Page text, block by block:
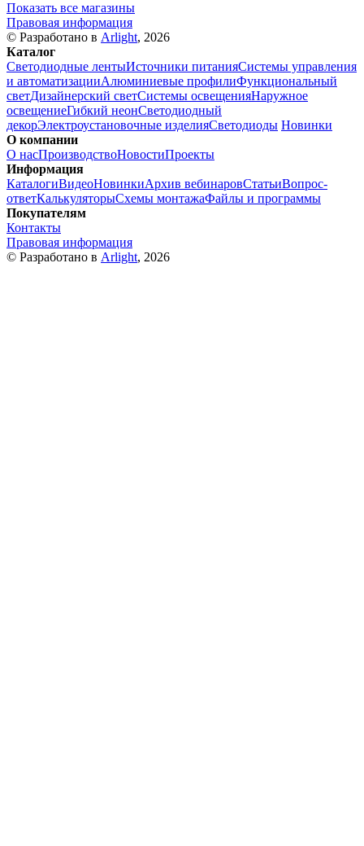
Показать все магазины
Правовая информация
© Разработано в Arlight, 2026
Каталог
Светодиодные лентыИсточники питанияСистемы управления
и автоматизацииАлюминиевые профилиФункциональный
светДизайнерский светСистемы освещенияНаружное
освещениеГибкий неонСветодиодный
декорЭлектроустановочные изделияСветодиоды Новинки
О компании
О насПроизводствоНовостиПроекты
Информация
КаталогиВидеоНовинкиАрхив вебинаровСтатьиВопрос-
ответКалькуляторыСхемы монтажаФайлы и программы
Покупателям
Контакты
Правовая информация
© Разработано в Arlight, 2026